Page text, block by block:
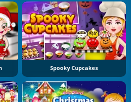
Spooky Cupcakes